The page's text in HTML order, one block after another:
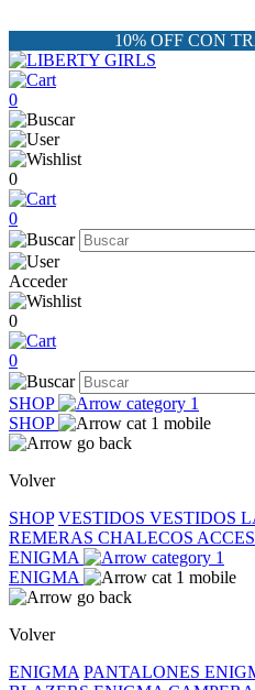
10% OFF CON
0
0
0
Acceder
0
0
SHOP
SHOP
Volver
SHOP VESTIDOS VESTIDOS
REMERAS CHALECOS
ENIGMA
ENIGMA
Volver
ENIGMA PANTALONES